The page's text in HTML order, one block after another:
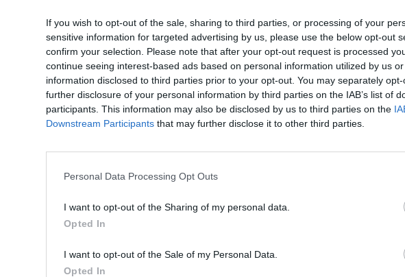
If you wish to opt-out of the sale, sharing to third parties, or processing of your
sensitive information for targeted advertising by us, please use the below opt-out
confirm your selection. Please note that after your opt-out request is processed
continue seeing interest-based ads based on personal information utilized by us
information disclosed to third parties prior to your opt-out. You may separately
further disclosure of your personal information by third parties on the IAB’s list of
participants. This information may also be disclosed by us to third parties on the
Downstream Participants that may further disclose it to other third parties.
Personal Data Processing Opt Outs
I want to opt-out of the Sharing of my personal data.
Opted In
I want to opt-out of the Sale of my Personal Data.
Opted In